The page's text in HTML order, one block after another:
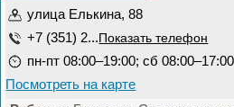
улица Елькина, 88
+7 (351) 2... Показать телефон
пн-пт 08:00–19:00; сб 08:00–17:00
Посмотреть на карте